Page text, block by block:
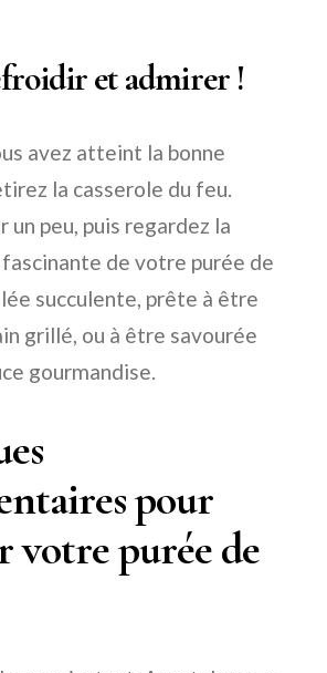
et admirer !
avez atteint la bonne
la casserole du feu.
un peu, puis regardez la
de votre purée de
succulente, prête à être
grillé, ou à être savourée
gourmandise.
pour
votre purée de